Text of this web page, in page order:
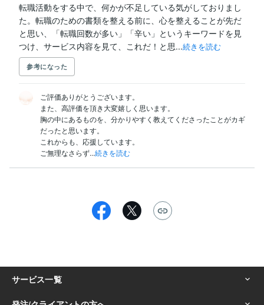
転職活動をする中で、何かが不足している気がしておりまし
た。転職のための書類を整える前に、心を整えることが先だ
と思い、「転職回数が多い」「辛い」というキーワードを見
つけ、サービス内容を見て、これだ！と思...続きを読む
参考になった
ご評価ありがとうございます。
また、高評価を頂き大変嬉しく思います。
胸の中にあるものを、分かりやすく教えてくださったことがカギ
だったと思います。
これからも、応援しています。
ご無理なさらず...続きを読む